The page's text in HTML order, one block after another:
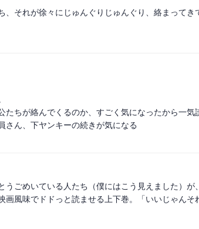
、それが徐々にじゅんぐりじゅんぐり、絡まってき
たちが絡んでくるのか、すごく気になったから一気
さん、下ヤンキーの続きが気になる
うごめいている人たち（僕にはこう見えました）が
画風味でドドっと読ませる上下巻。「いいじゃんそ